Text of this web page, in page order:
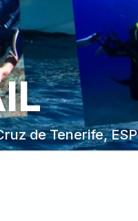
de Tenerife, ESP